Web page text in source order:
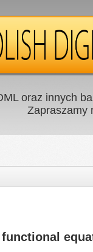
oraz innych
Zapraszamy